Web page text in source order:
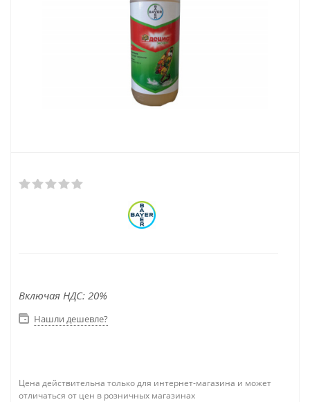
Включая НДС: 20%
Нашли дешевле?
Цена действительна только для интернет-магазина и может
отличаться от цен в розничных магазинах